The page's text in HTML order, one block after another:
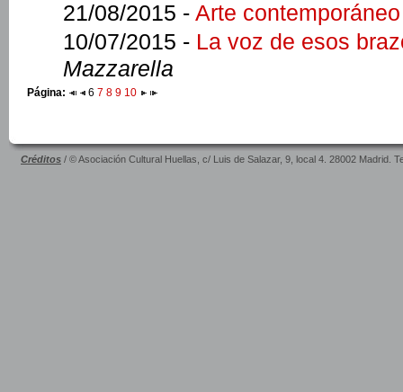
21/08/2015 - Arte
10/07/2015 - La voz de esos
Mazzarella
Página: 6 7 8 9 10
Créditos / © Asociación Cultural Huellas, c/ Luis de Salazar, 9, local 4. 28002 Madrid.